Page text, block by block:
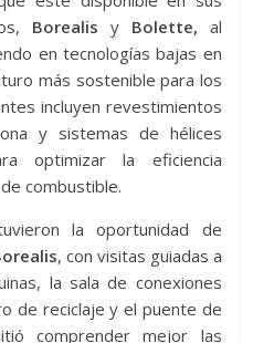
Borealis y Bolette, al
en tecnologías bajas en
más sostenible para los
incluyen revestimientos
y sistemas de hélices
optimizar la eficiencia
combustible.
la oportunidad de
, con visitas guiadas a
la sala de conexiones
de reciclaje y el puente de
comprender mejor las